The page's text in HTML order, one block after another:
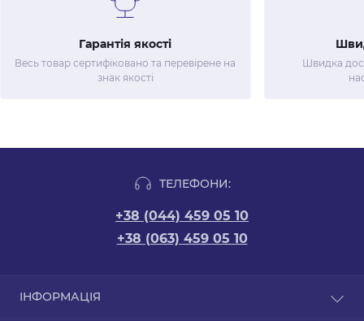
Гарантія якості
Весь товар сертифіковано та перевірене на
знак якості
Швидка
ТЕЛЕФОНИ:
+38 (044) 459 05 10
+38 (063) 459 05 10
ІНФОРМАЦІЯ